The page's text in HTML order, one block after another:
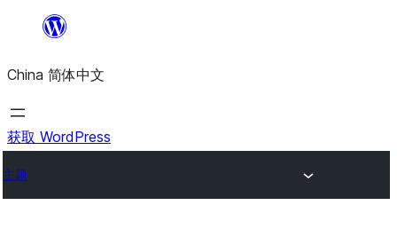
内
容
China 简体中文
获取 WordPress
主题